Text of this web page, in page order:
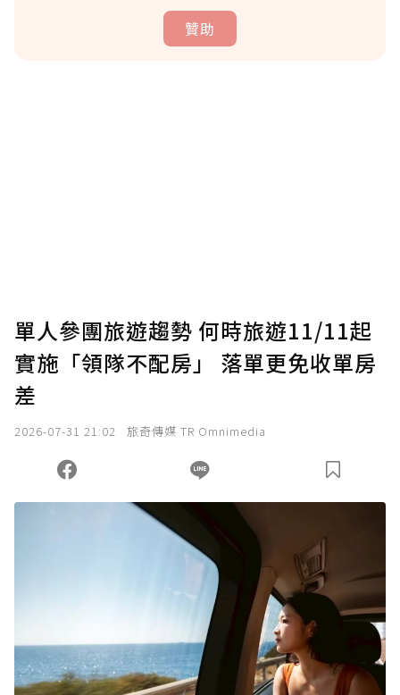
贊助
確認送出
您當前剩餘 U 利點數：0點；前往 購買點數
單人參團旅遊趨勢 何時旅遊11/11起
實施「領隊不配房」 落單更免收單房
差
2026-07-31 21:02 旅奇傳媒 TR Omnimedia